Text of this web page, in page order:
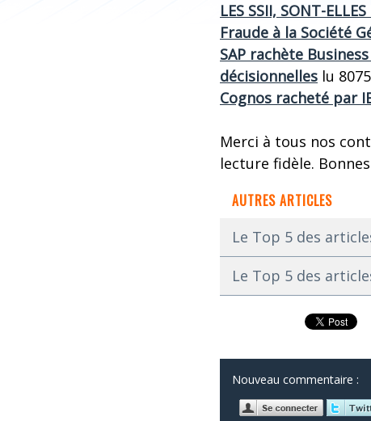
LES SSII, SONT-
Fraude à la Société
SAP rachète
décisionnelles lu
Cognos racheté par
Merci à tous nos
lecture fidèle.
AUTRES ARTICLES
Le Top 5 des
Le Top 5 des
Nouveau commentaire :